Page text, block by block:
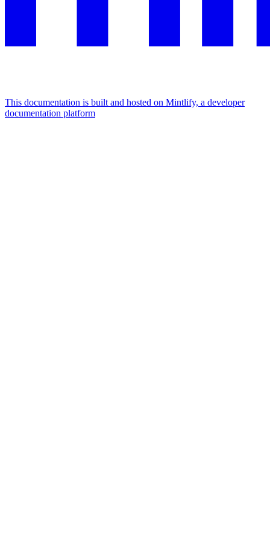
This documentation is built and hosted on Mintlify, a developer
documentation platform